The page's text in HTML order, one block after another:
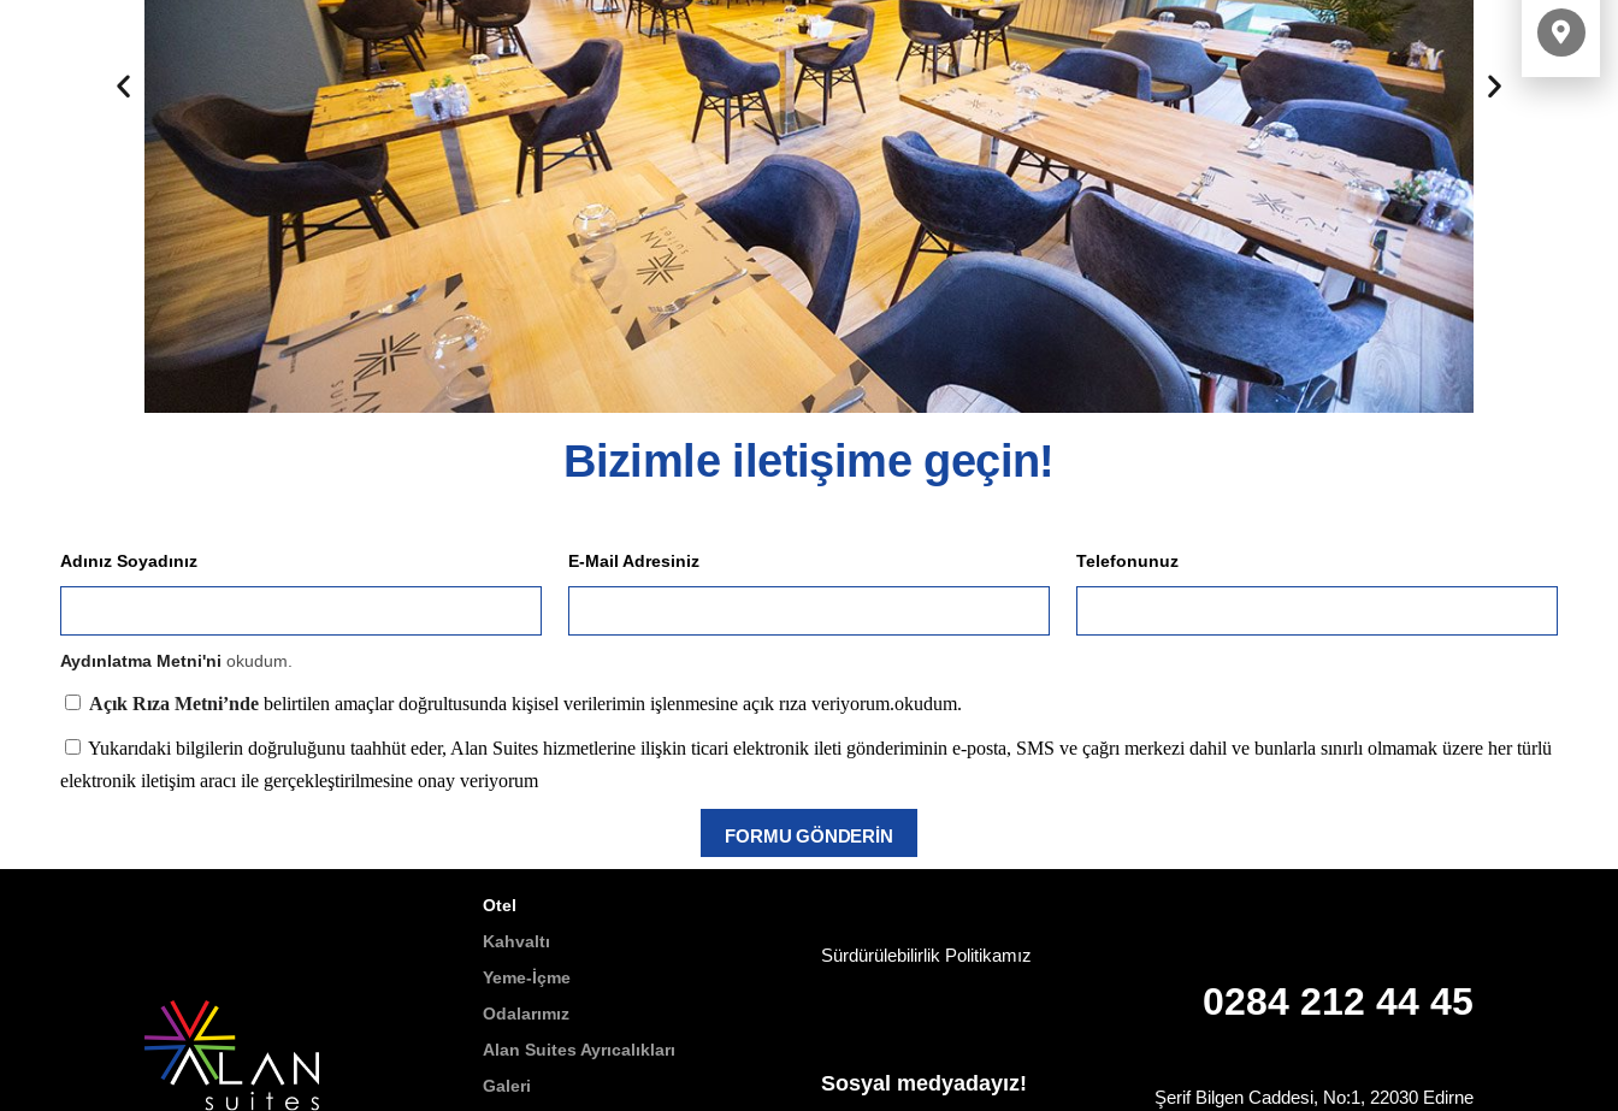
Bizimle iletişime geçin!
Adınız Soyadınız E-Mail Adresiniz Telefonunuz
Aydınlatma Metni'ni okudum.
Açık Rıza Metni’ndebelirtilen amaçlar doğrultusunda kişisel verilerimin işlenmesine açık rıza veriyorum.okudum.
Yukarıdaki bilgilerin doğruluğunu taahhüt eder, Alan Suites hizmetlerine ilişkin ticari elektronik ileti gönderiminin e-posta, SMS ve çağrı merkezi dahil ve bunlarla sınırlı olmamak üzere her türlü
elektronik iletişim aracı ile gerçekleştirilmesine onay veriyorum
FORMU GÖNDERİN
Otel
Kahvaltı
Yeme-İçme
Odalarımız
Alan Suites Ayrıcalıkları
Galeri
Sürdürülebilirlik Politikamız
Sosyal medyadayız!
0284 212 44 45
Şerif Bilgen Caddesi, No:1, 22030 Edirne